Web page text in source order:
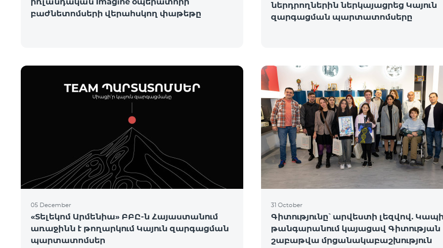
բաժնետոմսերի վերահսկող փաթեթը
ներդրողներին ներկայացրեց Կայուն
զարգացման պարտատոմսերը
05 December
«Տելեկոմ Արմենիա» ԲԲԸ-ն Հայաստանում
առաջինն է թողարկում Կայուն զարգացման
պարտատոմսեր
31 October
Գիտությունը՝ արվեստի լեզվով.
թանգարանում կայացավ Գիտության
շաբաթվա մրցանակաբաշխություն